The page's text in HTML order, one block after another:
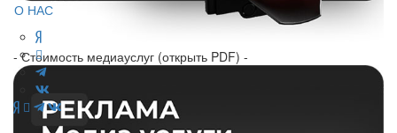
О НАС
- Стоимость медиауслуг (открыть PDF) -